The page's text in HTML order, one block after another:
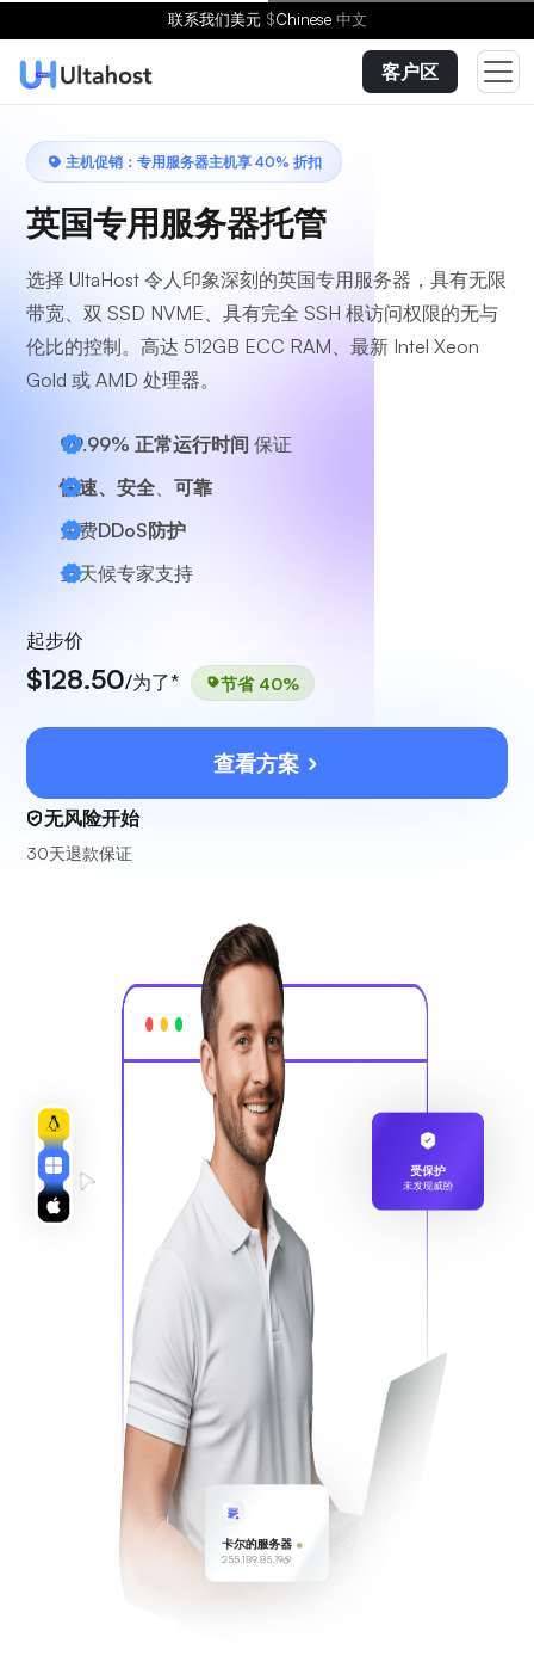
联系我们美元 $Chinese 中文
客户区
主机促销：专用服务器主机享 40% 折扣
英国专用服务器托管
选择 UltaHost 令人印象深刻的英国专用服务器，具有无限
带宽、双 SSD NVME、具有完全 SSH 根访问权限的无与
伦比的控制。高达 512GB ECC RAM、最新 Intel Xeon
Gold 或 AMD 处理器。
99.99% 正常运行时间 保证
快速、安全、 可靠
免费DDoS防护
全天候专家支持
起步价
$128.50/为了* 节省 40%
查看方案
无风险开始
30天退款保证
受保护
未发现威胁
卡尔的服务器
255.189.85.19